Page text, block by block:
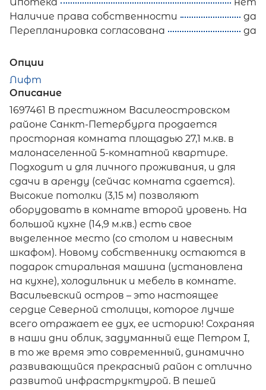
Наличие права собственности
да
Перепланировка согласована
да
Опции
Лифт
Описание
1697461 В престижном Василеостровском
районе Санкт-Петербурга продается
просторная комната площадью 27,1 м.кв. в
малонаселенной 5-комнатной квартире.
Подходит и для личного проживания, и для
сдачи в аренду (сейчас комната сдается).
Высокие потолки (3,15 м) позволяют
оборудовать в комнате второй уровень. На
большой кухне (14,9 м.кв.) есть свое
выделенное место (со столом и навесным
шкафом). Новому собственнику остаются в
подарок стиральная машина (установлена
на кухне), холодильник и мебель в комнате.
Васильевский остров – это настоящее
сердце Северной столицы, которое лучше
всего отражает ее дух, ее историю! Сохраняя
в наши дни облик, задуманный еще Петром I,
в то же время это современный, динамично
развивающийся прекрасный район с отлично
развитой инфраструктурой. В пешей